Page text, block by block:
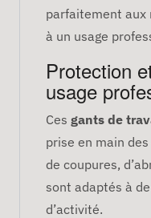
parfaitement aux
à un usage
Protection
usage
Ces gants de
prise en main
de coupures,
sont adaptés à
d’activité.